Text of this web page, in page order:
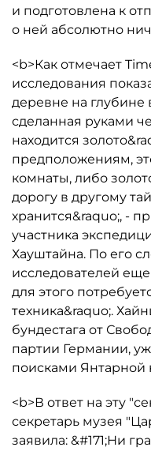
и подготовлена к
о ней абсолютно
<b>Как отмечает
исследования
деревне на глубине
сделанная руками
находится
предположениям,
комнаты, либо
дорогу в другому
хранится&raquo;, -
участника
Хауштайна. По его
исследователей
для этого
техника&raquo;.
бундестага от
партии Германии,
поисками Янтарной
<b>В ответ на эту
секретарь музея
заявила: &#171;Ни